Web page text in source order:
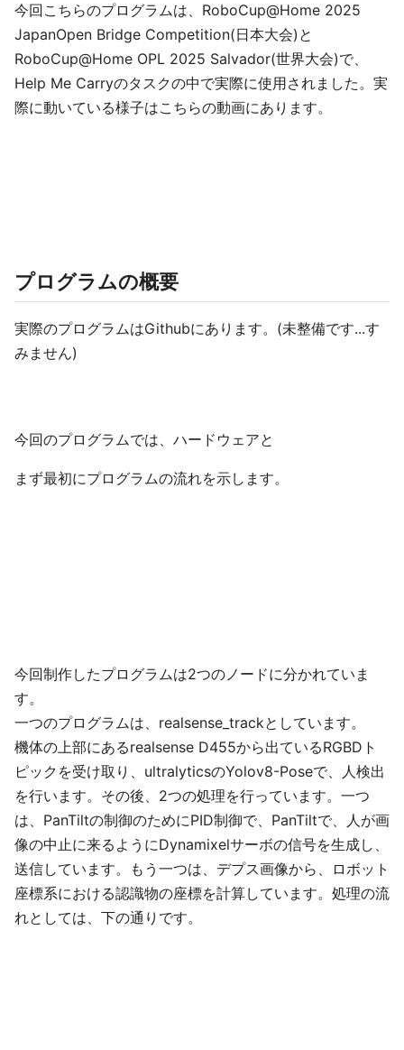
今回こちらのプログラムは、RoboCup@Home 2025
JapanOpen Bridge Competition(日本大会)と
RoboCup@Home OPL 2025 Salvador(世界大会)で、
Help Me Carryのタスクの中で実際に使用されました。実
際に動いている様子はこちらの動画にあります。
プログラムの概要
実際のプログラムはGithubにあります。(未整備です...す
みません)
今回のプログラムでは、ハードウェアと
まず最初にプログラムの流れを示します。
今回制作したプログラムは2つのノードに分かれていま
す。
一つのプログラムは、realsense_trackとしています。
機体の上部にあるrealsense D455から出ているRGBDト
ピックを受け取り、ultralyticsのYolov8-Poseで、人検出
を行います。その後、2つの処理を行っています。一つ
は、PanTiltの制御のためにPID制御で、PanTiltで、人が画
像の中止に来るようにDynamixelサーボの信号を生成し、
送信しています。もう一つは、デプス画像から、ロボット
座標系における認識物の座標を計算しています。処理の流
れとしては、下の通りです。